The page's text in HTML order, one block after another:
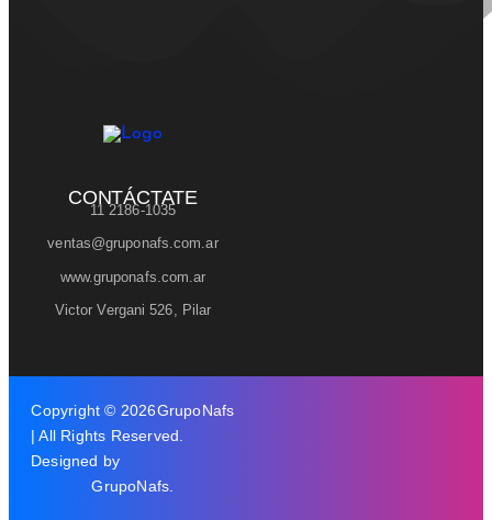
CONTÁCTATE
11 2186-1035
ventas@gruponafs.com.ar
www.gruponafs.com.ar
Victor Vergani 526, Pilar
Copyright © 2026GrupoNafs
| All Rights Reserved.
Designed by
GrupoNafs